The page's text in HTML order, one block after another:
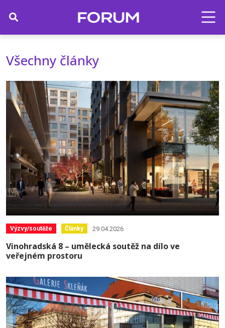
Všechny články
Výzvy/soutěže Články 29.04.2026
Vinohradská 8 – umělecká soutěž na dílo ve
veřejném prostoru